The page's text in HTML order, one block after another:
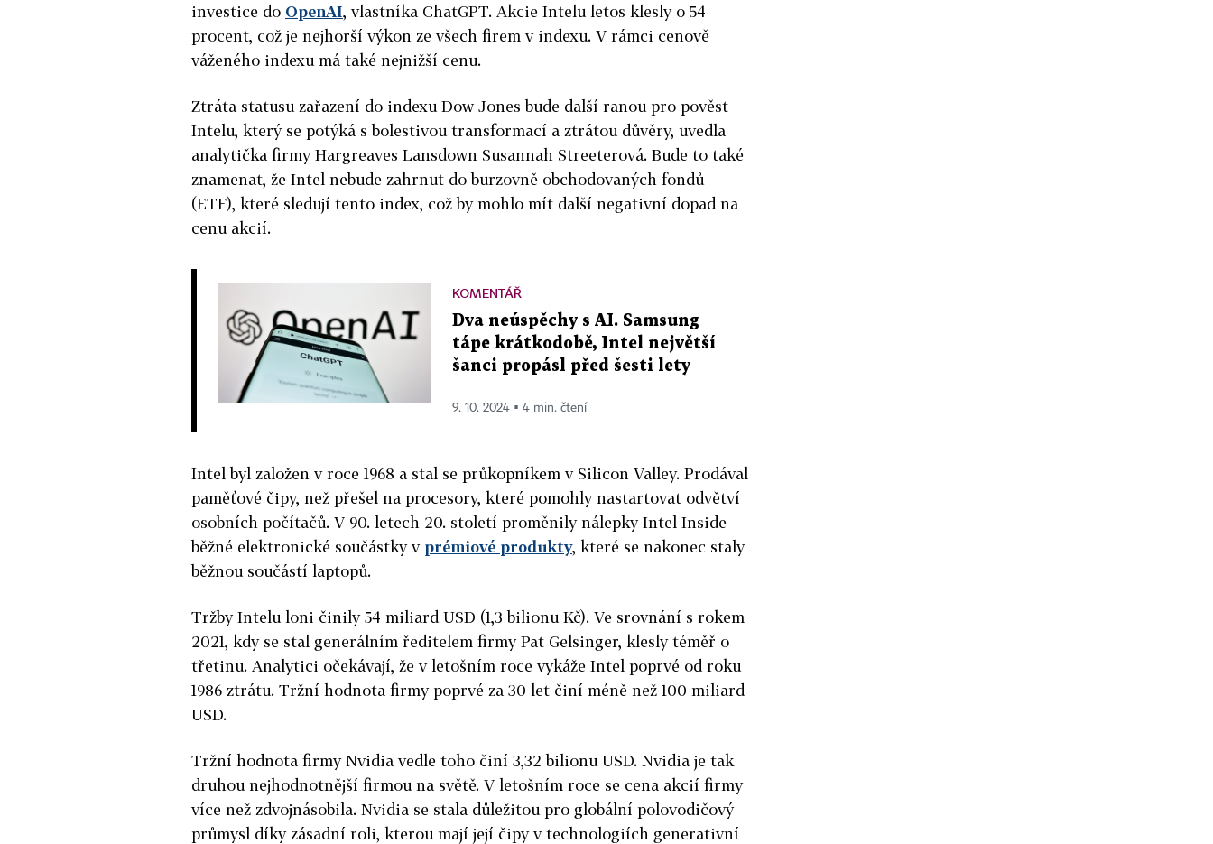
investice do OpenAI, vlastníka ChatGPT. Akcie Intelu letos klesly o 54
procent, což je nejhorší výkon ze všech firem v indexu. V rámci cenově
váženého indexu má také nejnižší cenu.
Ztráta statusu zařazení do indexu Dow Jones bude další ranou pro pověst
Intelu, který se potýká s bolestivou transformací a ztrátou důvěry, uvedla
analytička firmy Hargreaves Lansdown Susannah Streeterová. Bude to také
znamenat, že Intel nebude zahrnut do burzovně obchodovaných fondů
(ETF), které sledují tento index, což by mohlo mít další negativní dopad na
cenu akcií.
KOMENTÁŘ
Dva neúspěchy s AI. Samsung
tápe krátkodobě, Intel největší
šanci propásl před šesti lety
9. 10. 2024 ▪ 4 min. čtení
Intel byl založen v roce 1968 a stal se průkopníkem v Silicon Valley. Prodával
paměťové čipy, než přešel na procesory, které pomohly nastartovat odvětví
osobních počítačů. V 90. letech 20. století proměnily nálepky Intel Inside
běžné elektronické součástky v prémiové produkty, které se nakonec staly
běžnou součástí laptopů.
Tržby Intelu loni činily 54 miliard USD (1,3 bilionu Kč). Ve srovnání s rokem
2021, kdy se stal generálním ředitelem firmy Pat Gelsinger, klesly téměř o
třetinu. Analytici očekávají, že v letošním roce vykáže Intel poprvé od roku
1986 ztrátu. Tržní hodnota firmy poprvé za 30 let činí méně než 100 miliard
USD.
Tržní hodnota firmy Nvidia vedle toho činí 3,32 bilionu USD. Nvidia je tak
druhou nejhodnotnější firmou na světě. V letošním roce se cena akcií firmy
více než zdvojnásobila. Nvidia se stala důležitou pro globální polovodičový
průmysl díky zásadní roli, kterou mají její čipy v technologiích generativní